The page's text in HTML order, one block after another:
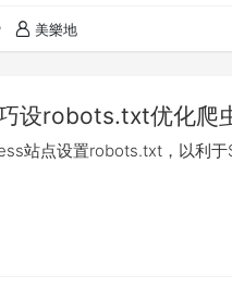
美樂地
设robots.txt优化爬
站点设置robots.txt，以利于